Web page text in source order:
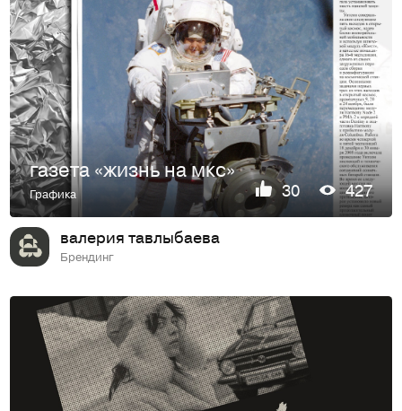
газета «жизнь на мкс»
Графика 30 427
валерия тавлыбаева
Брендинг